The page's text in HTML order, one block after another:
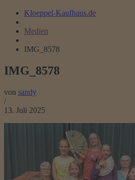
Kloeppel-Kaufhaus.de
Medien
IMG_8578
IMG_8578
von sandy
/
13. Juli 2025